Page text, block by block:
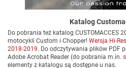
Katalog
Do pobrania też katalog CUSTOMACCES
motocykli Custom i Chopper! Wersja Hi-
2018-2019. Do odczytywania plików PDF
Adobe Acrobat Reader (do pobrania m.in.
elementy z katalogu są dostępne u nas.